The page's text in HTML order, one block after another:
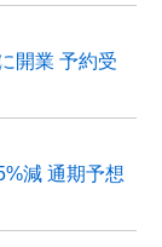
開業 予約受
減 通期予想